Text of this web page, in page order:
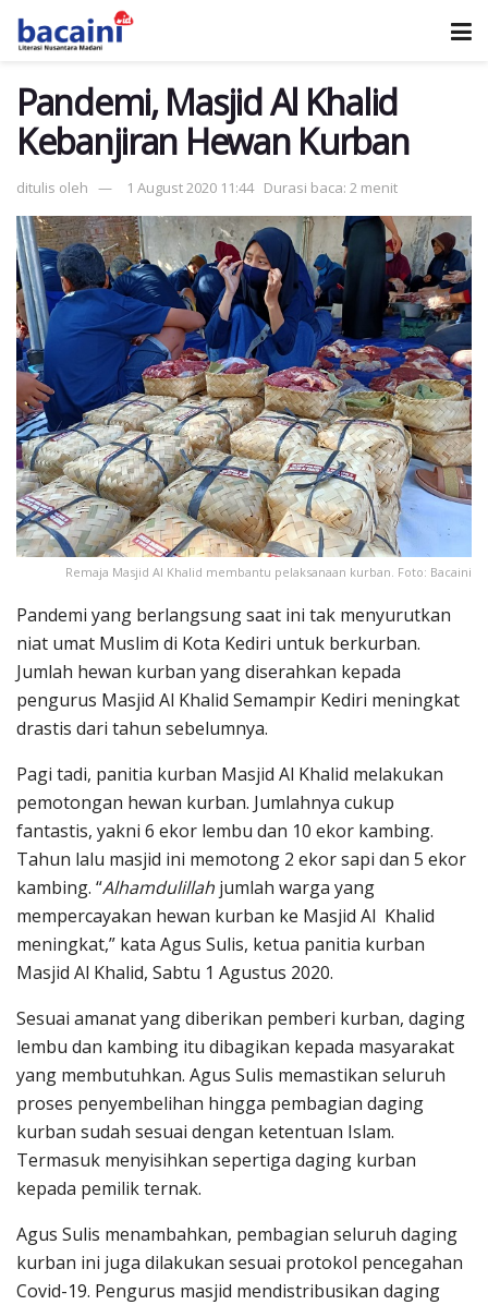
Pandemi, Masjid Al Khalid
Kebanjiran Hewan Kurban
ditulis oleh 1 August 2020 11:44 Durasi baca: 2 menit
Remaja Masjid Al Khalid membantu pelaksanaan kurban. Foto: Bacaini
Pandemi yang berlangsung saat ini tak menyurutkan
niat umat Muslim di Kota Kediri untuk berkurban.
Jumlah hewan kurban yang diserahkan kepada
pengurus Masjid Al Khalid Semampir Kediri meningkat
drastis dari tahun sebelumnya.
Pagi tadi, panitia kurban Masjid Al Khalid melakukan
pemotongan hewan kurban. Jumlahnya cukup
fantastis, yakni 6 ekor lembu dan 10 ekor kambing.
Tahun lalu masjid ini memotong 2 ekor sapi dan 5 ekor
kambing. “Alhamdulillah jumlah warga yang
mempercayakan hewan kurban ke Masjid Al Khalid
meningkat,” kata Agus Sulis, ketua panitia kurban
Masjid Al Khalid, Sabtu 1 Agustus 2020.
Sesuai amanat yang diberikan pemberi kurban, daging
lembu dan kambing itu dibagikan kepada masyarakat
yang membutuhkan. Agus Sulis memastikan seluruh
proses penyembelihan hingga pembagian daging
kurban sudah sesuai dengan ketentuan Islam.
Termasuk menyisihkan sepertiga daging kurban
kepada pemilik ternak.
Agus Sulis menambahkan, pembagian seluruh daging
kurban ini juga dilakukan sesuai protokol pencegahan
Covid-19. Pengurus masjid mendistribusikan daging